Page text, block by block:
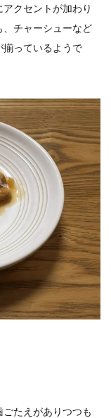
クセントが加わり
、チャーシューなど
揃っているようで
たえがありつつも